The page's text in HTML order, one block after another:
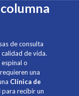
de consulta
de vida.
o
una
Clínica de
recibir un